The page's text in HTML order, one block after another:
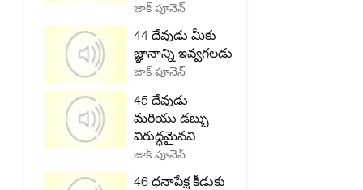
జాక్ పూనెన్
44 దేవుడు మీకు
జ్ఞానాన్ని ఇవ్వగలడు
జాక్ పూనెన్
45 దేవుడు
మరియు డబ్బు
విరుద్ధమైనవి
జాక్ పూనెన్
46 ధనాపేక్ష కీడుకు